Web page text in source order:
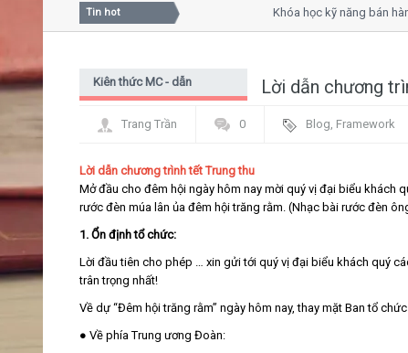
Tin hot
khách hàng chuyên nghiệp Khóa học kỹ năng bán hàng
Lời dẫn chương
Kiên thức MC - dẫn
Trang Trần
0 Blog, Framework
Lời dẫn chương trình tết Trung thu
Mở đầu cho đêm hội ngày hôm nay mời quý vị đại biểu khách
rước đèn múa lân ủa đêm hội trăng rằm. (Nhạc bài rước đèn
1. Ổn định tổ chức:
Lời đầu tiên cho phép … xin gửi tới quý vị đại biểu khách quý
trân trọng nhất!
Về dự “Đêm hội trăng rằm” ngày hôm nay, thay mặt Ban tổ
● Về phía Trung ương Đoàn: